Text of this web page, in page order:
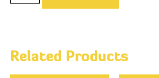
Related Products